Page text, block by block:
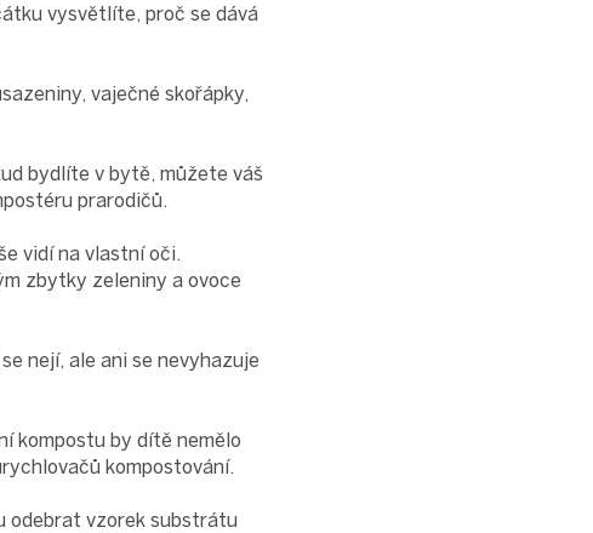
vysvětlíte, proč se dává
vaječné skořápky,
bydlíte v bytě, můžete váš
prarodičů.
vidí na vlastní oči.
zbytky zeleniny a ovoce
se nejí, ale ani se nevyhazuje
kompostu by dítě nemělo
kompostování.
odebrat vzorek substrátu